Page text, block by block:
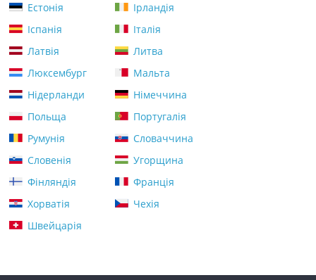
Естонія
Ірландія
Іспанія
Італія
Латвія
Литва
Люксембург
Мальта
Нідерланди
Німеччина
Польща
Португалія
Румунія
Словаччина
Словенія
Угорщина
Фінляндія
Франція
Хорватія
Чехія
Швейцарія